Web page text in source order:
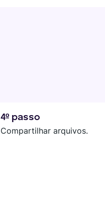
4º passo
Compartilhar arquivos.